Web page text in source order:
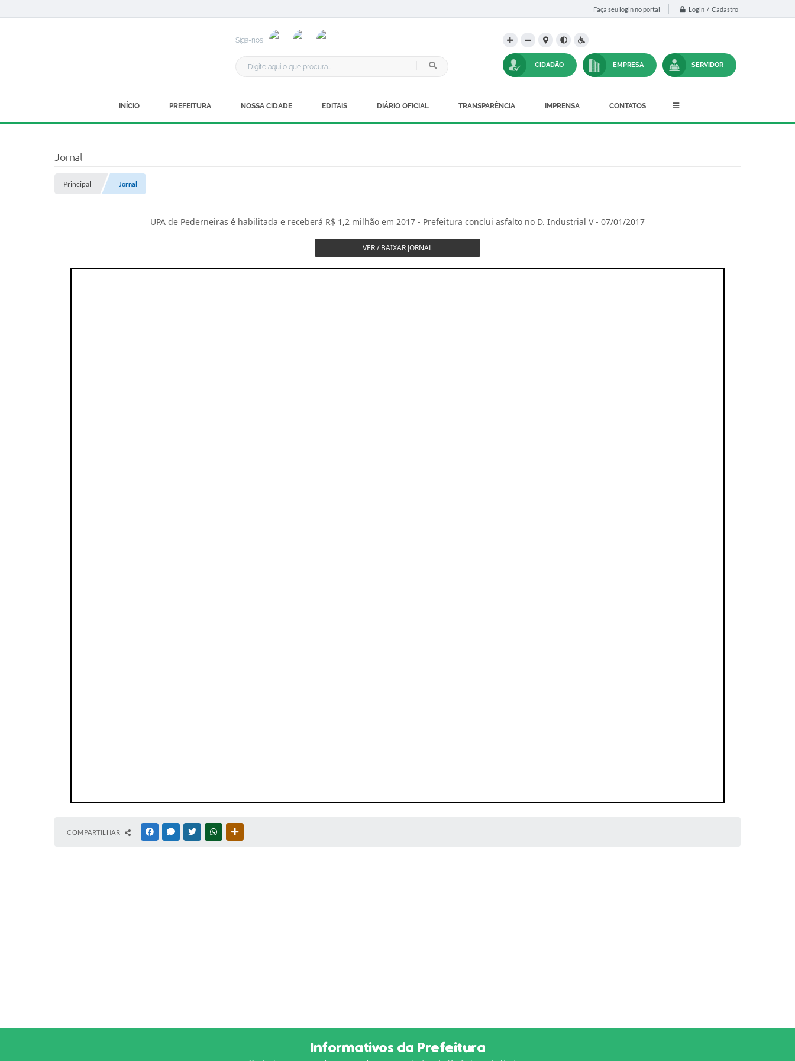
Faça seu login no portal Login / Cadastro
Siga-nos
CIDADÃO EMPRESA SERVIDOR
INÍCIO PREFEITURA NOSSA CIDADE EDITAIS DIÁRIO OFICIAL TRANSPARÊNCIA IMPRENSA CONTATOS
Jornal
Principal Jornal
UPA de Pederneiras é habilitada e receberá R$ 1,2 milhão em 2017 - Prefeitura conclui asfalto no D. Industrial V - 07/01/2017
VER / BAIXAR JORNAL
COMPARTILHAR FACEBOOKMESSENGER
TWITTERWHATSAPP
Informativos da Prefeitura